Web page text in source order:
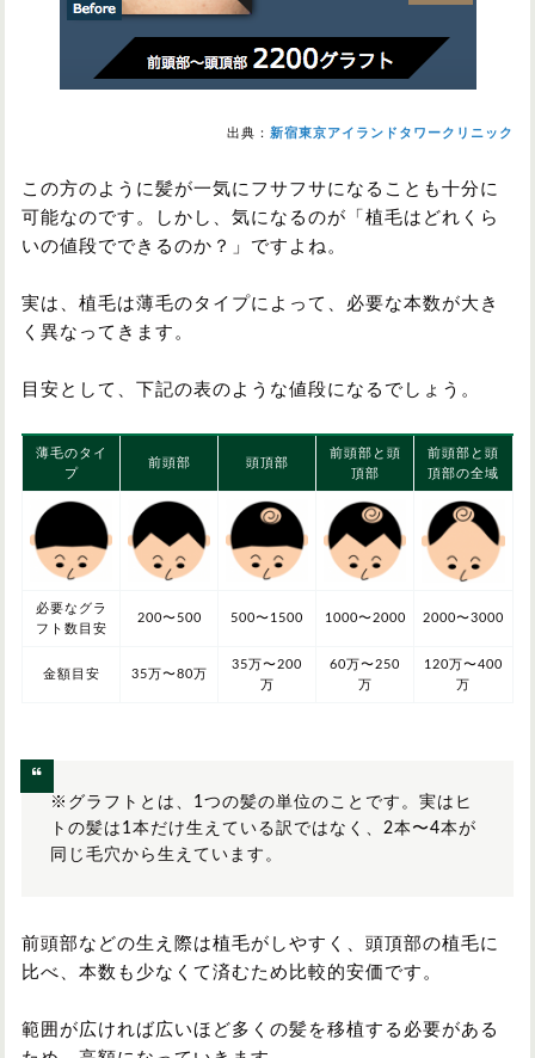
出典： 新宿東京アイランドタワークリニック
この方のように髪が一気にフサフサになることも十分に
可能なのです。しかし、気になるのが「植毛はどれくら
いの値段でできるのか？」ですよね。
実は、植毛は薄毛のタイプによって、必要な本数が大き
く異なってきます。
目安として、下記の表のような値段になるでしょう。
薄毛のタイ
プ
前頭部 頭頂部
前頭部と頭
頂部
前頭部と頭
頂部の全域
必要なグラ
フト数目安
200〜500 500〜1500 1000〜2000 2000〜3000
金額目安 35万〜80万
35万〜200
万
60万〜250
万
120万〜400
万
※グラフトとは、1つの髪の単位のことです。実はヒ
トの髪は1本だけ生えている訳ではなく、2本〜4本が
同じ毛穴から生えています。
前頭部などの生え際は植毛がしやすく、頭頂部の植毛に
比べ、本数も少なくて済むため比較的安価です。
範囲が広ければ広いほど多くの髪を移植する必要がある